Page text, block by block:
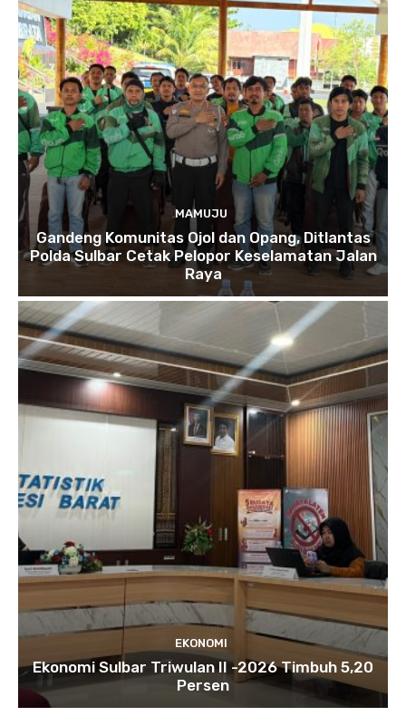
MAMUJU
Gandeng Komunitas Ojol dan Opang, Ditlantas
Polda Sulbar Cetak Pelopor Keselamatan Jalan
Raya
EKONOMI
Ekonomi Sulbar Triwulan II -2026 Timbuh 5,20
Persen